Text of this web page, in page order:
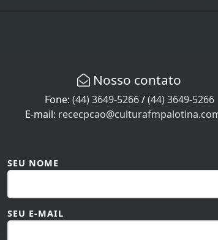
Nosso contato
Fone: (44) 3649-5266/(44) 3649-5266
E-mail:
SEU NOME
SEU E-MAIL